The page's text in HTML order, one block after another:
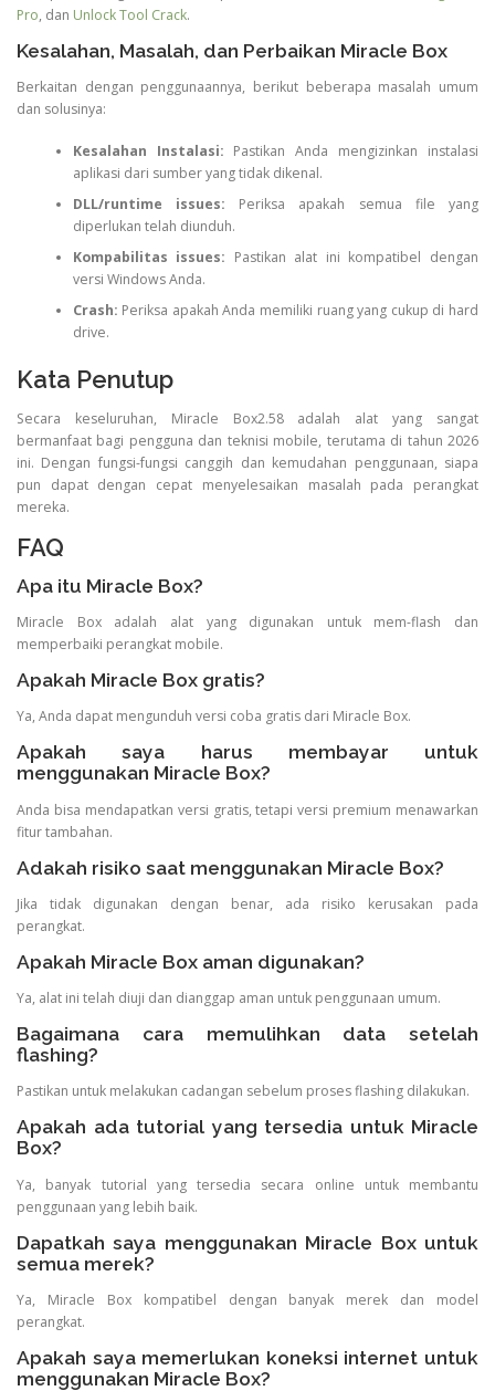
Pro, dan Unlock Tool Crack.
Kesalahan, Masalah, dan Perbaikan Miracle Box
Berkaitan dengan penggunaannya, berikut beberapa masalah umum
dan solusinya:
Kesalahan Instalasi: Pastikan Anda mengizinkan instalasi
aplikasi dari sumber yang tidak dikenal.
DLL/runtime issues: Periksa apakah semua file yang
diperlukan telah diunduh.
Kompabilitas issues: Pastikan alat ini kompatibel dengan
versi Windows Anda.
Crash: Periksa apakah Anda memiliki ruang yang cukup di hard
drive.
Kata Penutup
Secara keseluruhan, Miracle Box2.58 adalah alat yang sangat
bermanfaat bagi pengguna dan teknisi mobile, terutama di tahun 2026
ini. Dengan fungsi-fungsi canggih dan kemudahan penggunaan, siapa
pun dapat dengan cepat menyelesaikan masalah pada perangkat
mereka.
FAQ
Apa itu Miracle Box?
Miracle Box adalah alat yang digunakan untuk mem-flash dan
memperbaiki perangkat mobile.
Apakah Miracle Box gratis?
Ya, Anda dapat mengunduh versi coba gratis dari Miracle Box.
Apakah saya harus membayar untuk
menggunakan Miracle Box?
Anda bisa mendapatkan versi gratis, tetapi versi premium menawarkan
fitur tambahan.
Adakah risiko saat menggunakan Miracle Box?
Jika tidak digunakan dengan benar, ada risiko kerusakan pada
perangkat.
Apakah Miracle Box aman digunakan?
Ya, alat ini telah diuji dan dianggap aman untuk penggunaan umum.
Bagaimana cara memulihkan data setelah
flashing?
Pastikan untuk melakukan cadangan sebelum proses flashing dilakukan.
Apakah ada tutorial yang tersedia untuk Miracle
Box?
Ya, banyak tutorial yang tersedia secara online untuk membantu
penggunaan yang lebih baik.
Dapatkah saya menggunakan Miracle Box untuk
semua merek?
Ya, Miracle Box kompatibel dengan banyak merek dan model
perangkat.
Apakah saya memerlukan koneksi internet untuk
menggunakan Miracle Box?